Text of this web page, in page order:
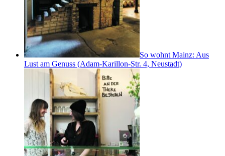
So wohnt Mainz: Aus
Lust am Genuss (Adam-Karillon-Str. 4, Neustadt)